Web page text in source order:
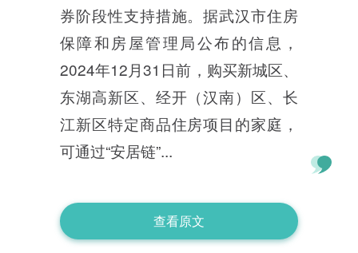
券阶段性支持措施。据武汉市住房
保障和房屋管理局公布的信息，
2024年12月31日前，购买新城区、
东湖高新区、经开（汉南）区、长
江新区特定商品住房项目的家庭，
可通过“安居链”...
查看原文